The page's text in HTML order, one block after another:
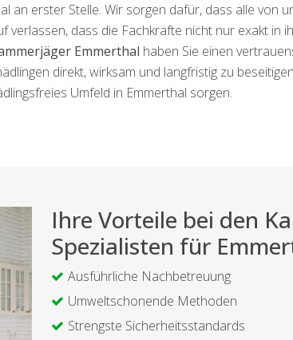
an erster Stelle. Wir sorgen dafür, dass alle von
dass die Fachkräfte nicht nur exakt in
Emmerthal haben Sie einen
direkt, wirksam und langfristig zu
Umfeld in Emmerthal sorgen.
Ihre Vorteile bei den
Spezialisten für
Ausführliche Nachbetreuung
Umweltschonende Methoden
Strengste Sicherheitsstandards